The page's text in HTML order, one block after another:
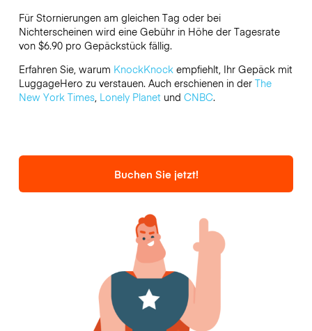
Für Stornierungen am gleichen Tag oder bei
Nichterscheinen wird eine Gebühr in Höhe der Tagesrate
von $6.90 pro Gepäckstück fällig.
Erfahren Sie, warum KnockKnockempfiehlt, Ihr Gepäck mit
LuggageHero zu verstauen. Auch erschienen in der The
New York Times, Lonely Planetund CNBC.
Buchen Sie jetzt!